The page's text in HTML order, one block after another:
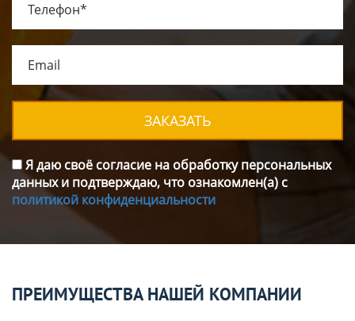
ЗАКАЗАТЬ
Я даю своё согласие на обработку персональных
данных и подтверждаю, что ознакомлен(а) с
политикой конфиденциальности
ПРЕИМУЩЕСТВА НАШЕЙ КОМПАНИИ